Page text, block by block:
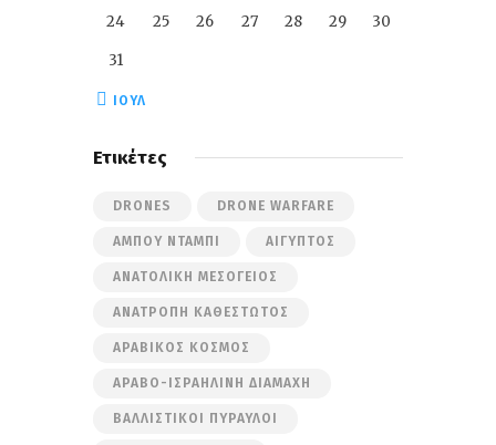
24 25 26 27 28 29 30
31
« ΙΟΎΛ
Ετικέτες
DRONES DRONE WARFARE
ΆΜΠΟΥ ΝΤΆΜΠΙ ΑΊΓΥΠΤΟΣ
ΑΝΑΤΟΛΙΚΉ ΜΕΣΌΓΕΙΟΣ
ΑΝΑΤΡΟΠΉ ΚΑΘΕΣΤΏΤΟΣ
ΑΡΑΒΙΚΌΣ ΚΌΣΜΟΣ
ΑΡΑΒΟ-ΙΣΡΑΗΛΙΝΉ ΔΙΑΜΆΧΗ
ΒΑΛΛΙΣΤΙΚΟΊ ΠΎΡΑΥΛΟΙ